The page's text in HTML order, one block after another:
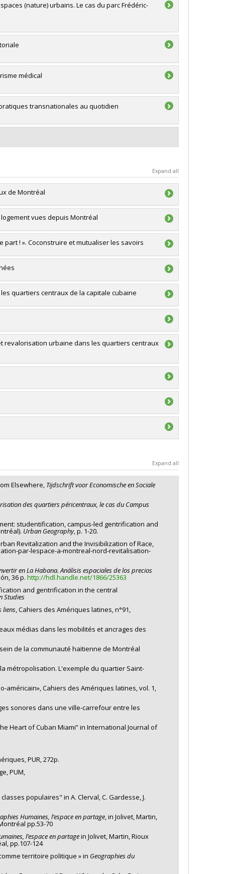
(nature) urbains. Le cas du parc Frédéric-
médical
transnationales au quotidien
Expand all
de Montréal
vues depuis Montréal
de développement : Nouvelle équipe
! ». Coconstruire et mutualiser les savoirs
quartiers centraux de la capitale cubaine
revalorisation urbaine dans les quartiers centraux
et du personnel de soutien à la
Expand all
Elsewhere, Tijdschrift voor Economische en Sociale
des quartiers péricentraux, le cas du Campus
studentification, campus-led gentrification and
Urban Geography, p. 1-20.
Revitalization and the Invisibilization of Race,
par-lespace-a-montreal-nord-revitalisation-
en La Habana. Análisis espaciales de los precios
36 p. http://hdl.handle.net/1866/25363
and gentrification in the central
Studies
liens, Cahiers des Amériques latines, n°91,
médias dans les mobilités et ancrages des
de la communauté haïtienne de Montréal
la métropolisation. L'exemple du quartier Saint-
américain», Cahiers des Amériques latines, vol. 1,
sonores dans une ville-carrefour entre les
Heart of Cuban Miami” in International Journal of
PUR, 272p.
PUM,
populaires" in A. Clerval, C. Gardesse, J.
Humaines, l’espace en partage, in Jolivet, Martin,
pp.53-70
l’espace en partagein Jolivet, Martin, Rioux
pp.107-124
territoire politique » in Geographies du